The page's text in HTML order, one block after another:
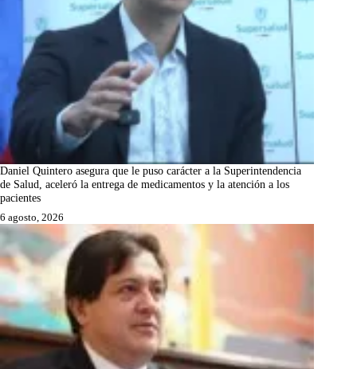
Daniel Quintero asegura que le puso carácter a la Superintendencia
de Salud, aceleró la entrega de medicamentos y la atención a los
pacientes
6 agosto, 2026